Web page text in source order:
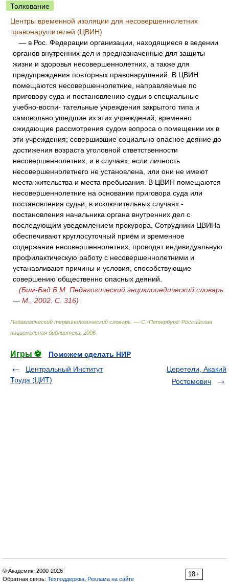
Толкование
Центры временной изоляции для несовершеннолетних
правонарушителей (ЦВИН)
— в Рос. Федерации организации, находящиеся в ведении
органов внутренних дел и предназначенные для защиты
жизни и здоровья несовершеннолетних, а также для
предупреждения повторных правонарушений. В ЦВИН
помещаются несовершеннолетние, направляемые по
приговору суда и постановлению судьи в специальные
учебно-воспи- тательные учреждения закрытого типа и
самовольно ушедшие из этих учреждений; временно
ожидающие рассмотрения судом вопроса о помещении их в
эти учреждения; совершившие социально опасное деяние до
достижения возраста уголовной ответственности
несовершеннолетних, и в случаях, если личность
несовершеннолетнего не установлена, или они не имеют
места жительства и места пребывания. В ЦВИН помещаются
несовершеннолетние на основании приговора суда или
постановления судьи, в исключительных случаях -
постановления начальника органа внутренних дел с
последующим уведомлением прокурора. Сотрудники ЦВИНа
обеспечивают круглосуточный приём и временное
содержание несовершеннолетних, проводят индивидуальную
профилактическую работу с несовершеннолетними и
устанавливают причины и условия, способствующие
совершению общественно опасных деяний.
(Бим-Бад Б.М. Педагогический энциклопедический словарь.
— М., 2002. С. 316)
Педагогический терминологический словарь. — С.-Петербург: Российская
национальная библиотека 2006
Игры ⚽
Поможем сделать НИР
Центральный Институт
Труда (ЦИТ)
Церетели, Акакий
Ростомович
18+
© Академик, 2000-2026
Обратная связь: Техподдержка Реклама на сайте